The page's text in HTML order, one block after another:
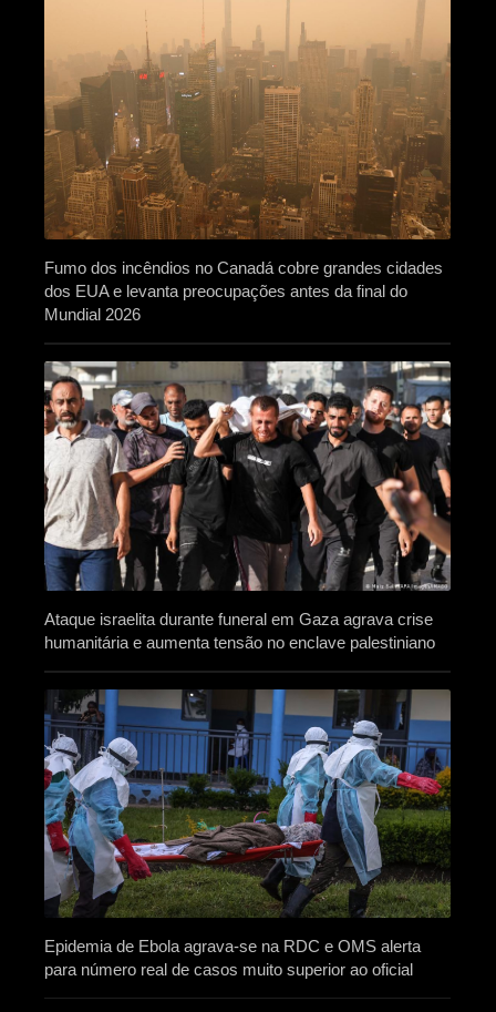
Fumo dos incêndios no Canadá cobre grandes cidades
dos EUA e levanta preocupações antes da final do
Mundial 2026
Ataque israelita durante funeral em Gaza agrava crise
humanitária e aumenta tensão no enclave palestiniano
Epidemia de Ebola agrava-se na RDC e OMS alerta
para número real de casos muito superior ao oficial